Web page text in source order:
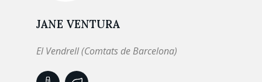
JANE VENTURA
El Vendrell (Comtats de Barcelona)